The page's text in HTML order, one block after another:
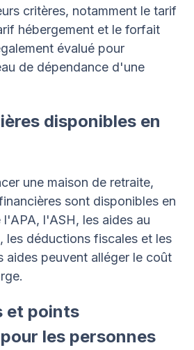
critères, notamment le tarif
hébergement et le forfait
évalué pour
de dépendance d'une
disponibles en
une maison de retraite,
sont disponibles en
l'APA, l'ASH, les aides au
les déductions fiscales et les
aides peuvent alléger le coût
et points
les personnes